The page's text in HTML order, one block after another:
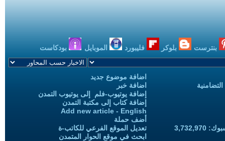
بنترست بلوكر فليبورد الموبايل بودكاست
اضافة موضوع جديد
اضافة خبر
إضافة يوتيوب-فلم إلى يوتيوب التمدن
إضافة كتاب إلى مكتبة التمدن
Add new article - English
أضف حملة
تعديل الموقع الفرعي للكاتب-ة
ابحث في موقع الحوار المتمدن